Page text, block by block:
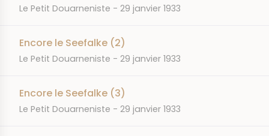
JOURNAL
Le Petit Douarneniste DATE
29 janvier 1933
Encore le Seefalke (2)
JOURNAL
Le Petit Douarneniste DATE
29 janvier 1933
Encore le Seefalke (3)
JOURNAL
Le Petit Douarneniste DATE
29 janvier 1933